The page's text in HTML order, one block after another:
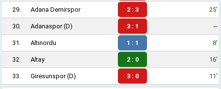
29. Adana Demirspor 2 : 3 25'
30. Adanaspor(D) 3 : 1 --
31. Altınordu 1 : 1 8'
32. Altay 2 : 0 16'
33. Giresunspor(D) 3 : 0 11'